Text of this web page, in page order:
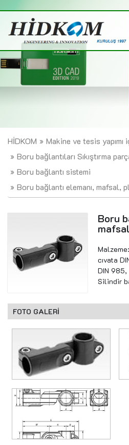
HİDKOM
Makine ve tesis
Boru bağlantıları Sıkıştırma
Boru bağlantı sistemi
Boru bağlantı elemanı, mafsal,
Boru
cıvata
DIN
Silindir
FOTO GALERİ